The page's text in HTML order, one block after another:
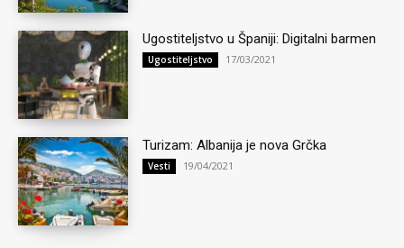
Ugostiteljstvo u Španiji: Digitalni barmen
Ugostiteljstvo 17/03/2021
Turizam: Albanija je nova Grčka
Vesti 19/04/2021